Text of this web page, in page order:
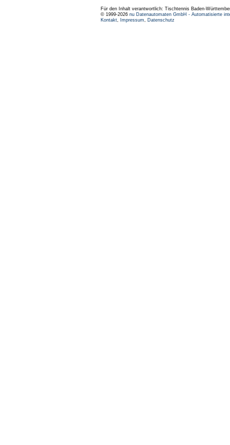
Für den Inhalt verantwortlich: Tischtennis Baden-
© 1999-2026 nu Datenautomaten GmbH - Automatisierte
Kontakt, Impressum, Datenschutz